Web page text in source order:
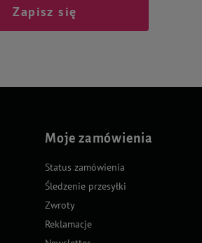
Zapisz się
Moje zamówienia
Status zamówienia
Śledzenie przesyłki
Zwroty
Reklamacje